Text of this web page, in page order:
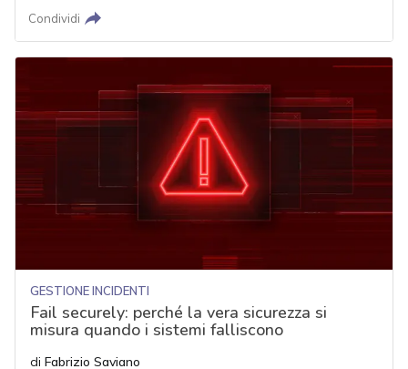
Condividi
GESTIONE INCIDENTI
Fail securely: perché la vera sicurezza si
misura quando i sistemi falliscono
di Fabrizio Saviano